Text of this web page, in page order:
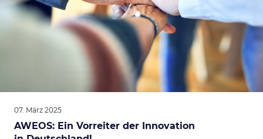
07. März 2025
AWEOS: Ein Vorreiter der Innovation